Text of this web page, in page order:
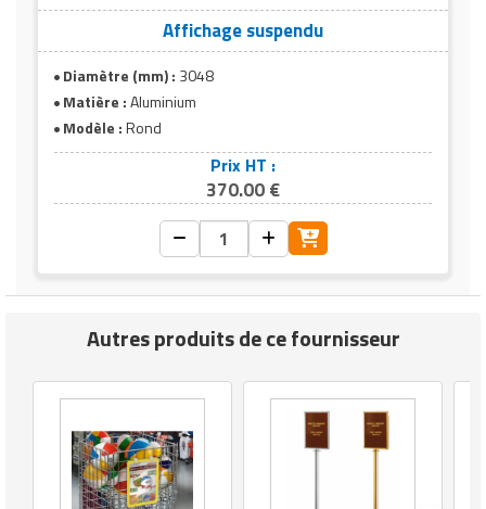
Affichage suspendu
Diamètre (mm) : 3048
Matière :Aluminium
Modèle :Rond
Prix HT :
370.00 €
Autres produits de ce fournisseur